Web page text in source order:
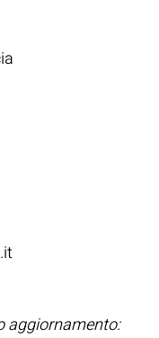
aggiornamento: